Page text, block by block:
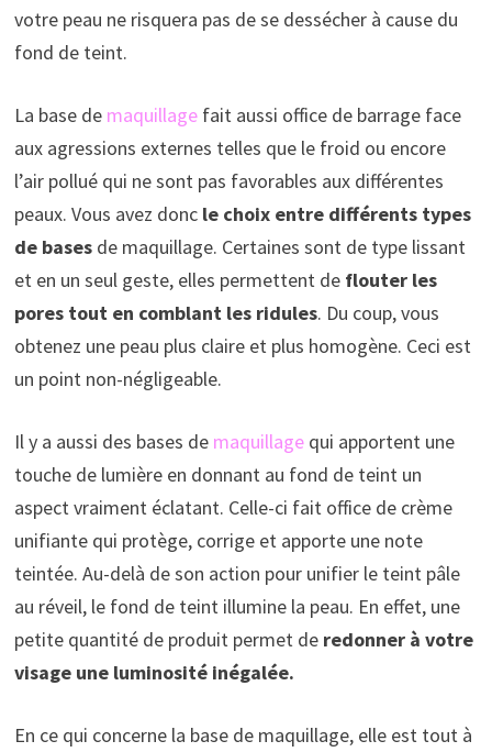
votre peau ne risquera pas de se dessécher à cause du
fond de teint.
La base de maquillagefait aussi office de barrage face
aux agressions externes telles que le froid ou encore
l’air pollué qui ne sont pas favorables aux différentes
peaux. Vous avez donc le choix entre différents types
de bases de maquillage. Certaines sont de type lissant
et en un seul geste, elles permettent deflouter les
pores tout en comblant les ridules. Du coup, vous
obtenez une peau plus claire et plus homogène. Ceci est
un point non-négligeable.
Il y a aussi des bases de maquillagequi apportent une
touche de lumière en donnant au fond de teint un
aspect vraiment éclatant. Celle-ci fait office de crème
unifiante qui protège, corrige et apporte une note
teintée. Au-delà de son action pour unifier le teint pâle
au réveil, le fond de teint illumine la peau. En effet, une
petite quantité de produit permet de redonner à votre
visage une luminosité inégalée.
En ce qui concerne la base de maquillage, elle est tout à